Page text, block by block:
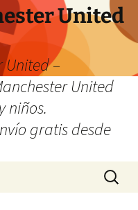
United
United –
United
niños.
gratis desde
Buscar: